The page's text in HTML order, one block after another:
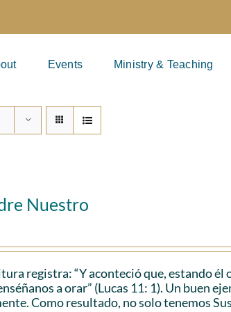
Events Ministry & Teaching
Nuestro
registra: “Y aconteció que, estando
a orar” (Lucas 11: 1). Un buen
Como resultado, no solo tenemos